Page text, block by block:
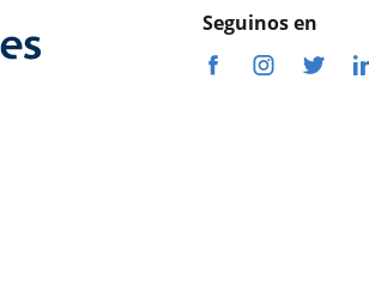
Seguinos en